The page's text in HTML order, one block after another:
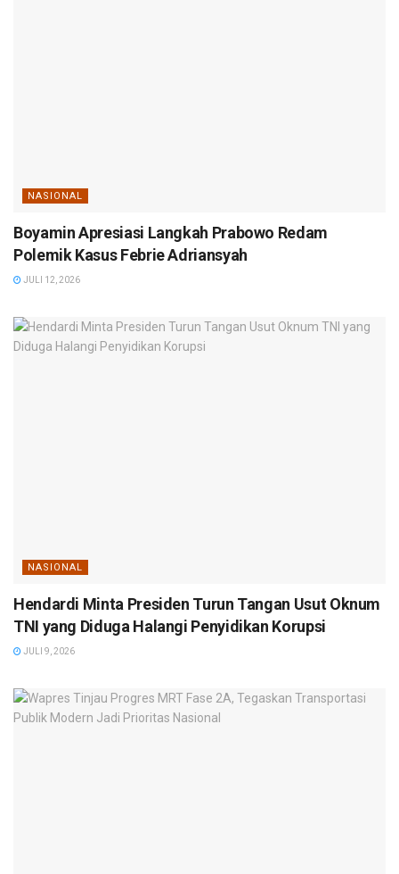
NASIONAL
Boyamin Apresiasi Langkah Prabowo Redam
Polemik Kasus Febrie Adriansyah
JULI 12, 2026
NASIONAL
Hendardi Minta Presiden Turun Tangan Usut Oknum
TNI yang Diduga Halangi Penyidikan Korupsi
JULI 9, 2026